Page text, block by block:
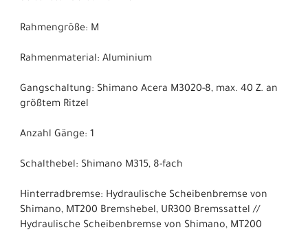
Rahmengröße: M
Rahmenmaterial: Aluminium
Gangschaltung: Shimano Acera M3020-8, max. 40 Z. an
größtem Ritzel
Anzahl Gänge: 1
Schalthebel: Shimano M315, 8-fach
Hinterradbremse: Hydraulische Scheibenbremse von
Shimano, MT200 Bremshebel, UR300 Bremssattel //
Hydraulische Scheibenbremse von Shimano, MT200